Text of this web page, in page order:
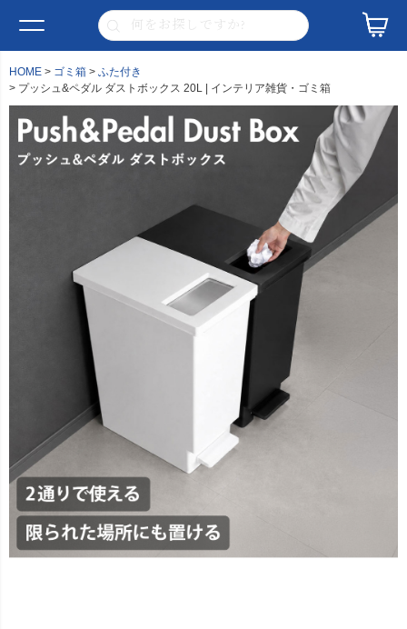
HOME ゴミ箱
ふた付き
プッシュ&ペダル ダストボックス 20L | インテリア雑貨・ゴミ箱